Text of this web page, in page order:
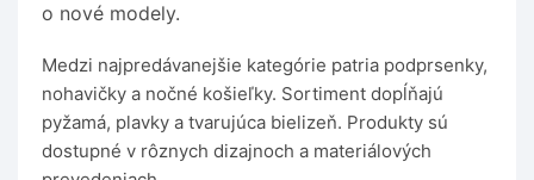
o nové modely.
Medzi najpredávanejšie kategórie patria podprsenky,
nohavičky a nočné košieľky. Sortiment dopĺňajú
pyžamá, plavky a tvarujúca bielizeň. Produkty sú
dostupné v rôznych dizajnoch a materiálových